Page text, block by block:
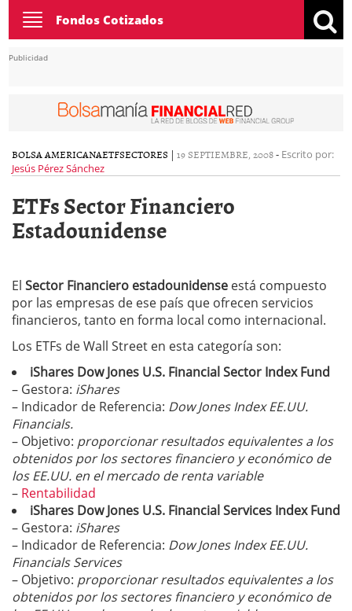
Toggle
navigation
Fondos Cotizados
Publicidad
BOLSA AMERICANAETFSECTORES | 19 SEPTIEMBRE, 2008- Escrito por:
Jesús Pérez Sánchez
ETFs Sector Financiero
Estadounidense
El Sector Financiero estadounidense está compuesto
por las empresas de ese país que ofrecen servicios
financieros, tanto en forma local como internacional.
Los ETFs de Wall Street en esta categoría son:
iShares Dow Jones U.S. Financial Sector Index Fund
– Gestora: iShares
– Indicador de Referencia: Dow Jones Index EE.UU.
Financials.
– Objetivo: proporcionar resultados equivalentes a los
obtenidos por los sectores financiero y económico de
los EE.UU. en el mercado de renta variable
– Rentabilidad
iShares Dow Jones U.S. Financial Services Index Fund
– Gestora: iShares
– Indicador de Referencia: Dow Jones Index EE.UU.
Financials Services
– Objetivo: proporcionar resultados equivalentes a los
obtenidos por los sectores financiero y económico de